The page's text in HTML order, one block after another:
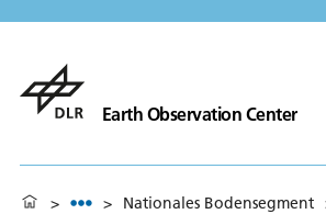
Earth Observation Center
> > Nationales Bodensegment